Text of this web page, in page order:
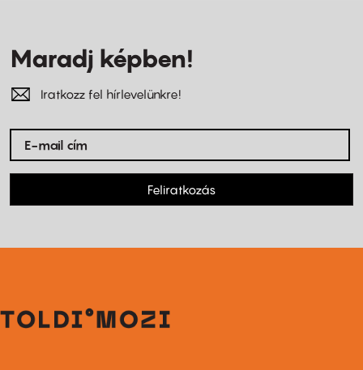
Maradj képben!
Iratkozz fel hírlevelünkre!
Feliratkozás